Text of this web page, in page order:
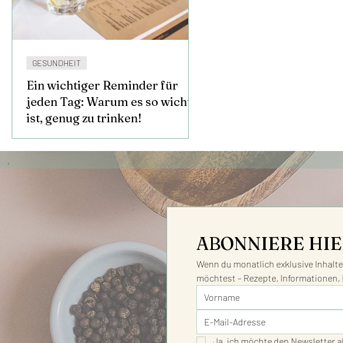
Ein wichtiger Reminder für
jeden Tag: Warum es so wichtig
ist, genug zu trinken!
GESUNDHEIT
ABONNIERE
Wenn du monatlich exklusive
möchtest – Rezepte, Informationen,